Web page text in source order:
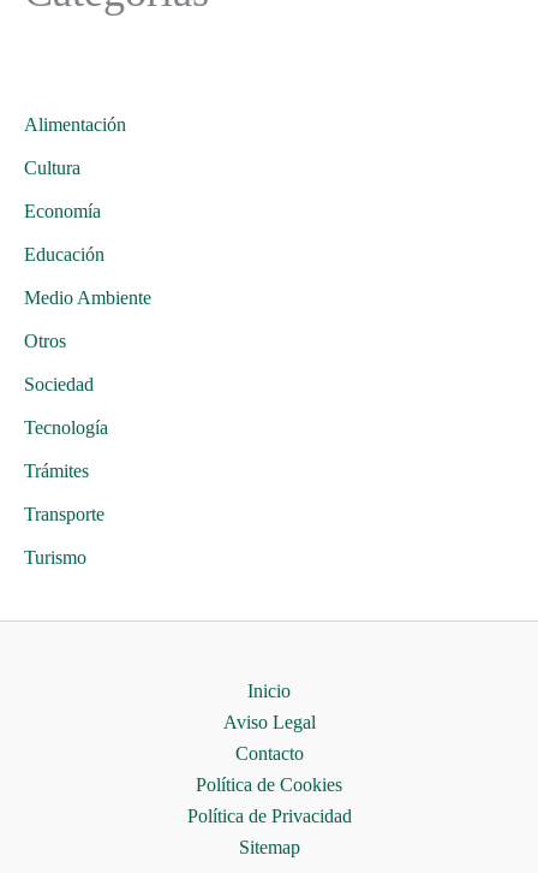
Alimentación
Cultura
Economía
Educación
Medio Ambiente
Otros
Sociedad
Tecnología
Trámites
Transporte
Turismo
Inicio
Aviso Legal
Contacto
Política de Cookies
Política de Privacidad
Sitemap